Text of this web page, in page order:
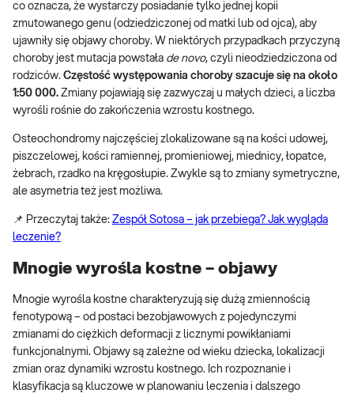
co oznacza, że wystarczy posiadanie tylko jednej kopii
zmutowanego genu (odziedziczonej od matki lub od ojca), aby
ujawniły się objawy choroby. W niektórych przypadkach przyczyną
choroby jest mutacja powstała de novo, czyli nieodziedziczona od
rodziców. Częstość występowania choroby szacuje się na około
1:50 000. Zmiany pojawiają się zazwyczaj u małych dzieci, a liczba
wyrośli rośnie do zakończenia wzrostu kostnego.
Osteochondromy najczęściej zlokalizowane są na kości udowej,
piszczelowej, kości ramiennej, promieniowej, miednicy, łopatce,
żebrach, rzadko na kręgosłupie. Zwykle są to zmiany symetryczne,
ale asymetria też jest możliwa.
📌 Przeczytaj także: Zespół Sotosa – jak przebiega? Jak wygląda
leczenie?
Mnogie wyrośla kostne – objawy
Mnogie wyrośla kostne charakteryzują się dużą zmiennością
fenotypową – od postaci bezobjawowych z pojedynczymi
zmianami do ciężkich deformacji z licznymi powikłaniami
funkcjonalnymi. Objawy są zależne od wieku dziecka, lokalizacji
zmian oraz dynamiki wzrostu kostnego. Ich rozpoznanie i
klasyfikacja są kluczowe w planowaniu leczenia i dalszego